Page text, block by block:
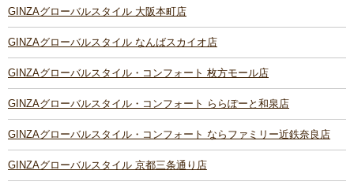
GINZAグローバルスタイル 大阪本町店
GINZAグローバルスタイル なんばスカイオ店
GINZAグローバルスタイル・コンフォート 枚方モール店
GINZAグローバルスタイル・コンフォート ららぽーと和泉店
GINZAグローバルスタイル・コンフォート ならファミリー近鉄奈良店
GINZAグローバルスタイル 京都三条通り店